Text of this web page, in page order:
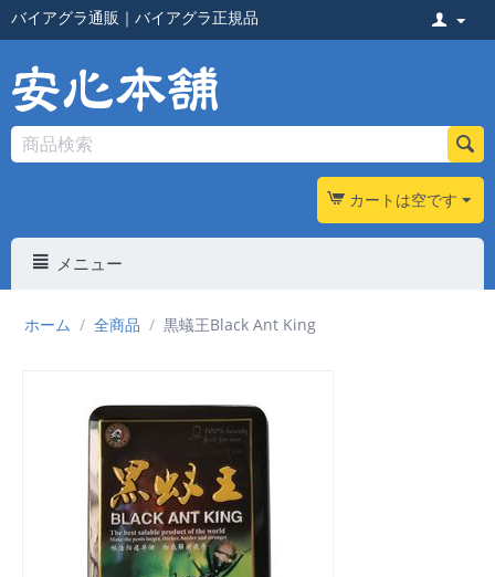
バイアグラ通販 ｜ バイアグラ正規品
カートは空です
メニュー
ホーム / 全商品 / 黒蟻王Black Ant King